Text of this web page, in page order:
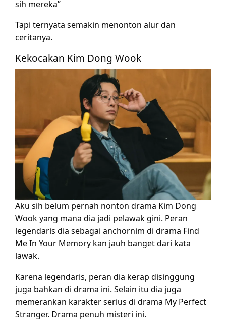
sih mereka”
Tapi ternyata semakin menonton alur dan
ceritanya.
Kekocakan Kim Dong Wook
Aku sih belum pernah nonton drama Kim Dong
Wook yang mana dia jadi pelawak gini. Peran
legendaris dia sebagai anchornim di drama Find
Me In Your Memory kan jauh banget dari kata
lawak.
Karena legendaris, peran dia kerap disinggung
juga bahkan di drama ini. Selain itu dia juga
memerankan karakter serius di drama My Perfect
Stranger. Drama penuh misteri ini.